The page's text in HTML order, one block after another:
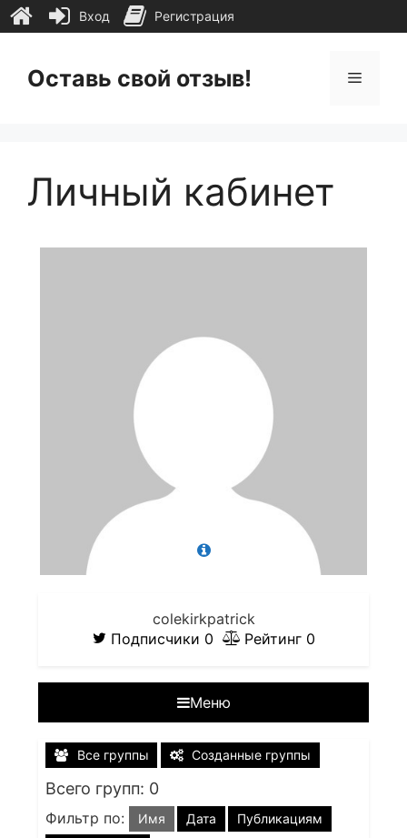
содержимому
Оставь свой отзыв! Меню
Личный кабинет
colekirkpatrick
Подписчики 0 Рейтинг 0
Меню
Все группы Созданные группы
Всего групп: 0
Фильтр по: Имя Дата
Публикациям
Вход Регистрация